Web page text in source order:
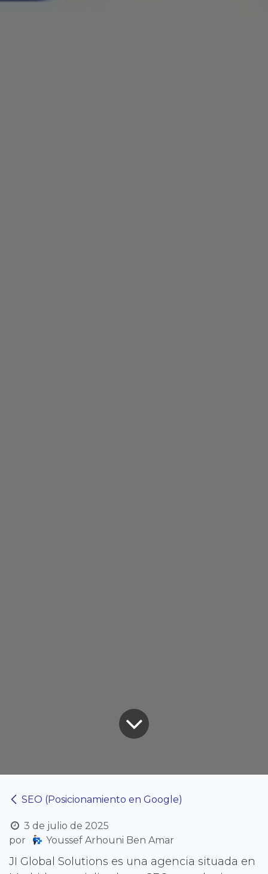
SEO (Posicionamiento en Google)
3 de julio de 2025
por
Youssef Arhouni Ben Amar
JI Global Solutions es una agencia situada en